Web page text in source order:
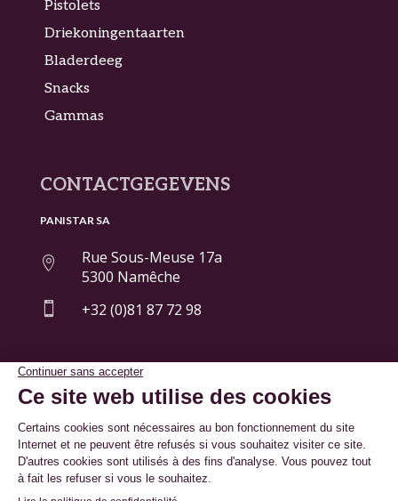
Pistolets
Driekoningentaarten
Bladerdeeg
Snacks
Gammas
CONTACTGEGEVENS
PANISTAR SA

Rue Sous-Meuse 17a
5300 Namêche
 +32 (0)81 87 72 98
© By Poush